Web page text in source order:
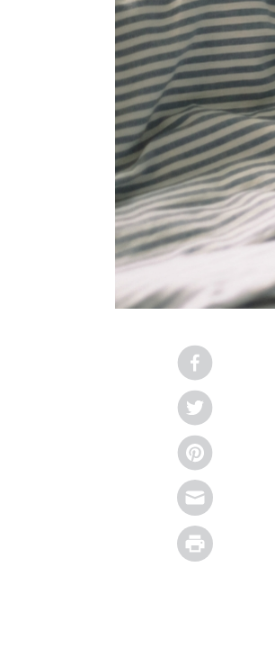
Email
Print